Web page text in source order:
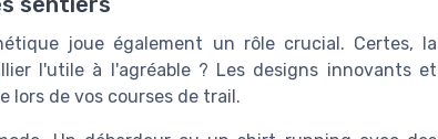
joue également un rôle crucial. Certes, la
l'utile à l'agréable ? Les designs innovants et
lors de vos courses de trail.